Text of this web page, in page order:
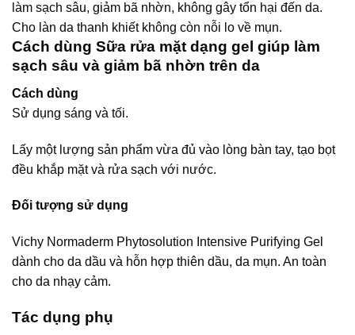
làm sạch sâu, giảm bã nhờn, không gây tổn hại đến da.
Cho làn da thanh khiết không còn nỗi lo về mụn.
Cách dùng Sữa rửa mặt dạng gel giúp làm
sạch sâu và giảm bã nhờn trên da
Cách dùng
Sử dụng sáng và tối.
Lấy một lượng sản phẩm vừa đủ vào lòng bàn tay, tạo bọt
đều khắp mặt và rửa sạch với nước.
Đối tượng sử dụng
Vichy Normaderm Phytosolution Intensive Purifying Gel
dành cho da dầu và hỗn hợp thiên dầu, da mụn. An toàn
cho da nhạy cảm.
Tác dụng phụ